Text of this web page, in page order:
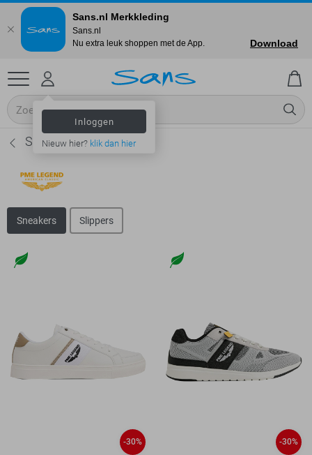
Inloggen
Nieuw hier? klik dan hier
Sneakers - Heren
Sneakers Slippers
-30% -30%
Sans.nl Merkkleding
Sans.nl
Nu extra leuk shoppen met de App.
Download